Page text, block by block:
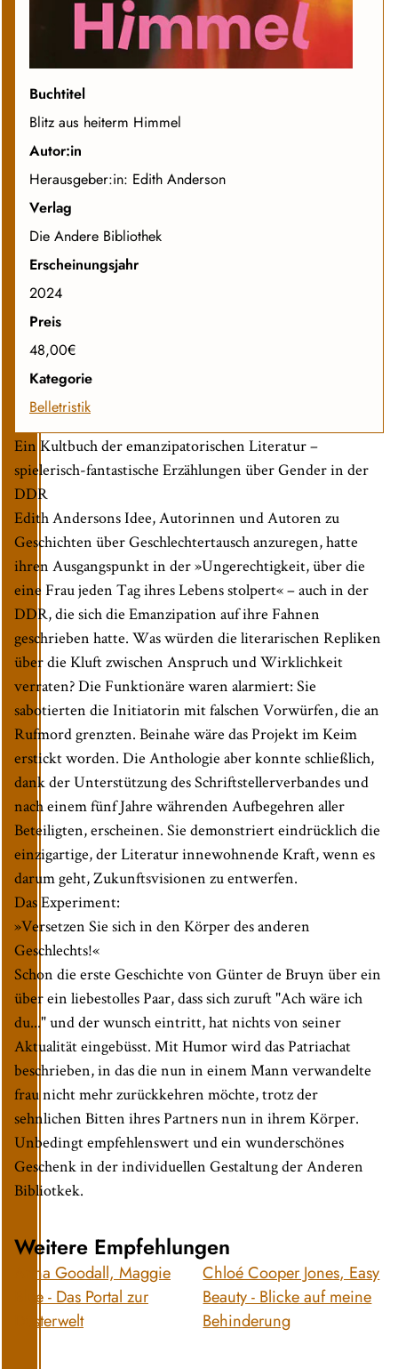
Buchtitel
Blitz aus heiterm Himmel
Autor:in
Herausgeber:in: Edith Anderson
Verlag
Die Andere Bibliothek
Erscheinungsjahr
2024
Preis
48,00€
Kategorie
Belletristik
Ein Kultbuch der emanzipatorischen Literatur –
spielerisch-fantastische Erzählungen über Gender in der
DDR
Edith Andersons Idee, Autorinnen und Autoren zu
Geschichten über Geschlechtertausch anzuregen, hatte
ihren Ausgangspunkt in der »Ungerechtigkeit, über die
eine Frau jeden Tag ihres Lebens stolpert« – auch in der
DDR, die sich die Emanzipation auf ihre Fahnen
geschrieben hatte. Was würden die literarischen Repliken
über die Kluft zwischen Anspruch und Wirklichkeit
verraten? Die Funktionäre waren alarmiert: Sie
sabotierten die Initiatorin mit falschen Vorwürfen, die an
Rufmord grenzten. Beinahe wäre das Projekt im Keim
erstickt worden. Die Anthologie aber konnte schließlich,
dank der Unterstützung des Schriftstellerverbandes und
nach einem fünf Jahre währenden Aufbegehren aller
Beteiligten, erscheinen. Sie demonstriert eindrücklich die
einzigartige, der Literatur innewohnende Kraft, wenn es
darum geht, Zukunftsvisionen zu entwerfen.
Das Experiment:
»Versetzen Sie sich in den Körper des anderen
Geschlechts!«
Schon die erste Geschichte von Günter de Bruyn über ein
über ein liebestolles Paar, dass sich zuruft "Ach wäre ich
du..." und der wunsch eintritt, hat nichts von seiner
Aktualität eingebüsst. Mit Humor wird das Patriachat
beschrieben, in das die nun in einem Mann verwandelte
frau nicht mehr zurückkehren möchte, trotz der
sehnlichen Bitten ihres Partners nun in ihrem Körper.
Unbedingt empfehlenswert und ein wunderschönes
Geschenk in der individuellen Gestaltung der Anderen
Bibliotkek.
Weitere Empfehlungen
Anna Goodall, Maggie
Blue - Das Portal zur
Düsterwelt
Chloé Cooper Jones, Easy
Beauty - Blicke auf meine
Behinderung